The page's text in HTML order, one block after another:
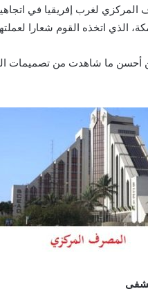
المركزي لغرب إفريقيا في
الذي اتخذه القوم شعارا
أحسن ما شاهدت من تصميمات